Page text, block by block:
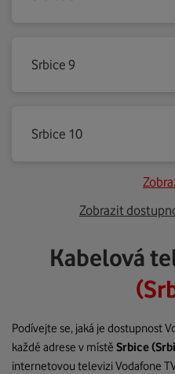
Srbice 9
Srbice 10
Zobrazit
Kabelová
Podívejte se, jaká je dostupnost
každé adrese v místě Srbice
internetovou televizi Vodafone